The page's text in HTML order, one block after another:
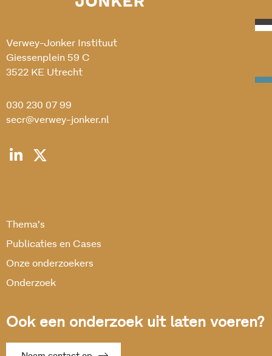
Verwey-Jonker Instituut
Giessenplein 59 C
3522 KE Utrecht
030 230 07 99
secr@verwey-jonker.nl
Thema’s
Publicaties en Cases
Onze onderzoekers
Onderzoek
Ook een onderzoek uit laten voeren?